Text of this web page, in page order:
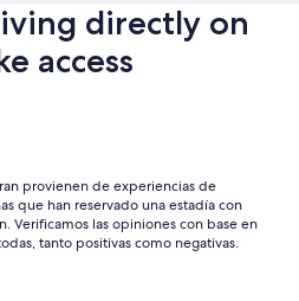
directly on
access
provienen de experiencias de
que han reservado una estadía con
Verificamos las opiniones con base en
tanto positivas como negativas.